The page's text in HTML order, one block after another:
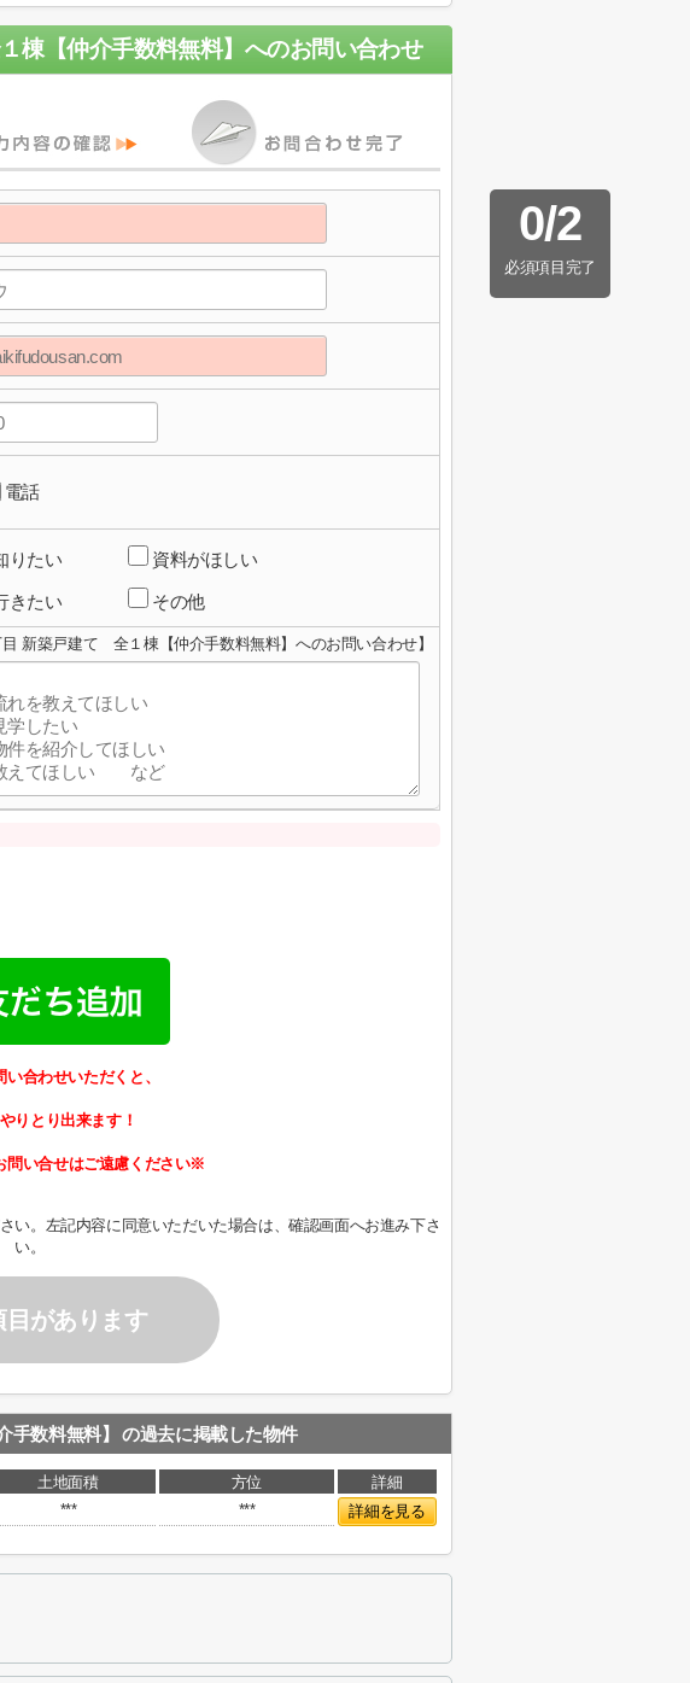
【仲介手数料無料】 へのお問い合わせ
0/2
必須項目完了
電話
りたい 資料がほしい
きたい その他
目 新築戸建て 全１棟【仲介手数料無料】へのお問い合わせ】
合わせいただくと、
りとり出来ます！
問い合せはご遠慮ください※
い。左記内容に同意いただいた場合は、確認画面へお進み下さ
い。
目があります
数料無料】 の過去に掲載した物件
土地面積 方位
詳細
*** *** 詳細を見る